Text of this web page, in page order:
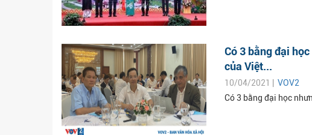
Có 3 bằng đại
của Việt...
10/04/2021 | VOV2
Có 3 bằng đại học